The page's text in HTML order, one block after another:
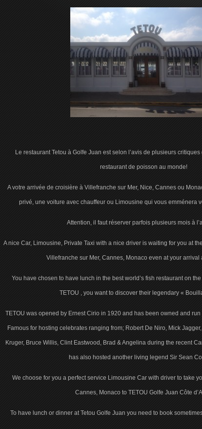
Le restaurant Tetou à Golfe Juan est selon l’avis de plusieurs
restaurant de poisson au monde!
A votre arrivée de croisière à Villefranche sur Mer, Nice, Cannes ou
privé, une voiture avec chauffeur ou Limousine qui vous emménera
Attention, il faut réserver parfois plusieurs mois à
A nice Car, Limousine, Private Taxi with a nice driver is waiting for you at
Villefranche sur Mer, Cannes, Monaco even at your arrival
You have chosen to have lunch in the best world’s fish restaurant on
TETOU , you want to discover their legendary «
TETOU was opened by Ernest Cirio in 1920 and has been owned and
Famous for hosting celebrates ranging from; Robert De Niro, Mick
Kruger, Bruce Willis, Clint Eastwood, Brad & Angelina during the recent
has also hosted another living legend Sir Sean
We choose for you a perfect service Limousine Car with driver to take
Cannes, Monaco to TETOU Golfe Juan Côte
To have lunch or dinner at Tetou Golfe Juan you need to book